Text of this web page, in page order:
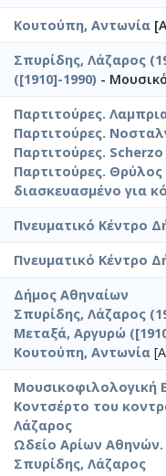
Κουτούπη, Αντωνία
Σπυρίδης, Λάζαρος
([1910]-1990) -
Παρτιτούρες.
Παρτιτούρες.
Παρτιτούρες.
Παρτιτούρες.
διασκευασμένο για
Πνευματικό Κέντρο
Πνευματικό Κέντρο
Δήμος Αθηναίων
Σπυρίδης, Λάζαρος
Μεταξά, Αργυρώ
Κουτούπη, Αντωνία
Μουσικοφιλολογική
Κοντσέρτο του
Λάζαρος
Ωδείο Αρίων
Σπυρίδης, Λάζαρος